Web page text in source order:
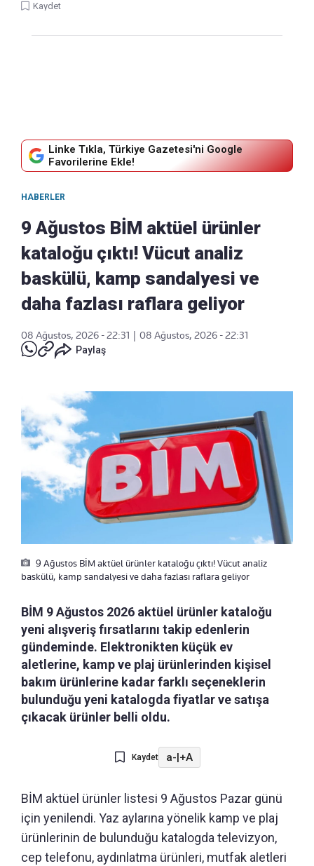
Kaydet
Linke Tıkla, Türkiye Gazetesi'ni Google
Favorilerine Ekle!
HABERLER
9 Ağustos BİM aktüel ürünler
kataloğu çıktı! Vücut analiz
baskülü, kamp sandalyesi ve
daha fazlası raflara geliyor
08 Ağustos, 2026 - 22:31
08 Ağustos, 2026 - 22:31
Paylaş
9 Ağustos BİM aktüel ürünler kataloğu çıktı! Vücut analiz
baskülü, kamp sandalyesi ve daha fazlası raflara geliyor
BİM 9 Ağustos 2026 aktüel ürünler kataloğu
yeni alışveriş fırsatlarını takip edenlerin
gündeminde. Elektronikten küçük ev
aletlerine, kamp ve plaj ürünlerinden kişisel
bakım ürünlerine kadar farklı seçeneklerin
bulunduğu yeni katalogda fiyatlar ve satışa
çıkacak ürünler belli oldu.
Kaydet a-|+A
BİM aktüel ürünler listesi 9 Ağustos Pazar günü
için yenilendi. Yaz aylarına yönelik kamp ve plaj
ürünlerinin de bulunduğu katalogda televizyon,
cep telefonu, aydınlatma ürünleri, mutfak aletleri